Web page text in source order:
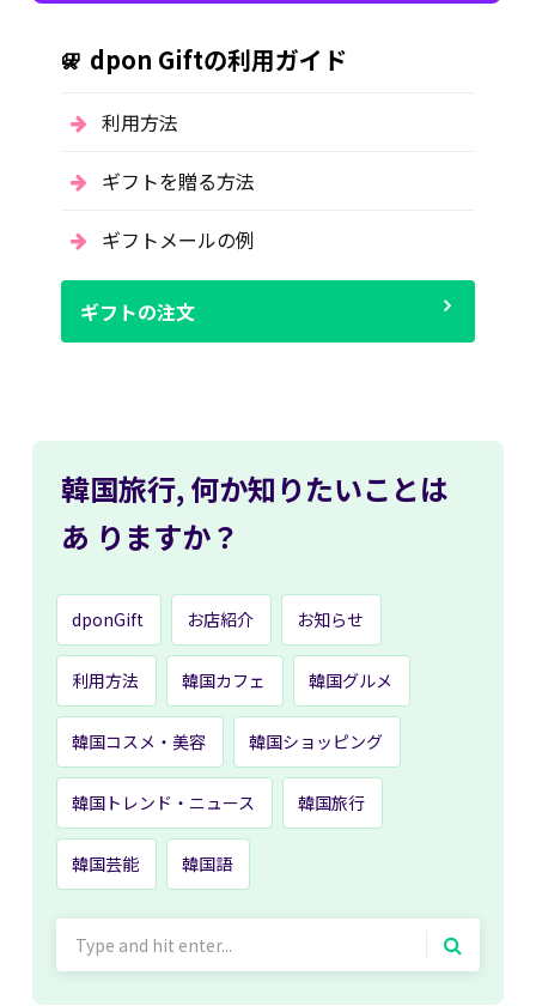
dpon Giftの利用ガイド
利用方法
ギフトを贈る方法
ギフトメールの例
ギフトの注文
韓国旅行, 何か知りたいことは
あ りますか？
dponGift お店紹介 お知らせ
利用方法 韓国カフェ 韓国グルメ
韓国コスメ・美容 韓国ショッピング
韓国トレンド・ニュース 韓国旅行
韓国芸能 韓国語